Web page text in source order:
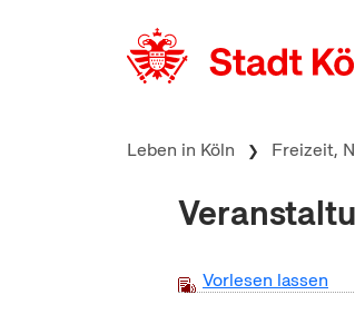
Leben in Köln Freizeit,
Vorlesen lassen